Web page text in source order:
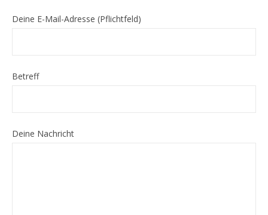
Deine E-Mail-Adresse (Pflichtfeld)
Betreff
Deine Nachricht